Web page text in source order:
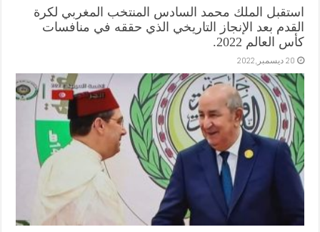
استقبل الملك محمد السادس المنتخب المغربي لكرة
القدم بعد الإنجاز التاريخي الذي حققه في منافسات
كأس العالم 2022.
20 ديسمبر,2022